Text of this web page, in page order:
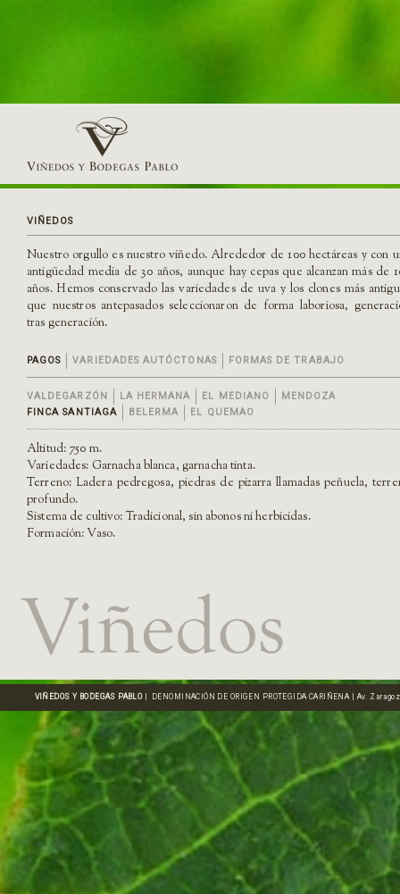
VIÑEDOS
Nuestro orgullo es nuestro viñedo. Alrededor de 100 hectáreas y con
antigüedad media de 30 años, aunque hay cepas que alcanzan más de
años. Hemos conservado las variedades de uva y los clones más
que nuestros antepasados seleccionaron de forma laboriosa,
tras generación.
PAGOS VARIEDADES AUTÓCTONAS FORMAS DE TRABAJO
VALDEGARZÓN LA HERMANA EL MEDIANO
MENDOZA
FINCA SANTIAGA
BELERMA EL QUEMAO
Altitud: 750 m.
Variedades: Garnacha blanca, garnacha tinta.
Terreno: Ladera pedregosa, piedras de pizarra llamadas peñuela,
profundo.
Sistema de cultivo: Tradicional, sin abonos ni herbicidas.
Formación: Vaso.
VIÑEDOS Y BODEGAS PABLO| DENOMINACIÓN DE ORIGEN PROTEGIDA CARIÑENA | Av.